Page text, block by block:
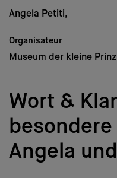
Angela Petiti,
Organisateur
Museum der kleine Prinz
Wort &
Angela